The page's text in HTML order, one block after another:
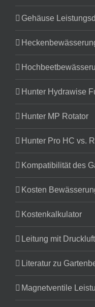
Gehäuse
Hunter Hydrawise
Hunter MP Rotator
Hunter Pro HC vs.
Kompatibilität des
Kosten
Kostenkalkulator
Leitung mit
Literatur zu
Magnetventile